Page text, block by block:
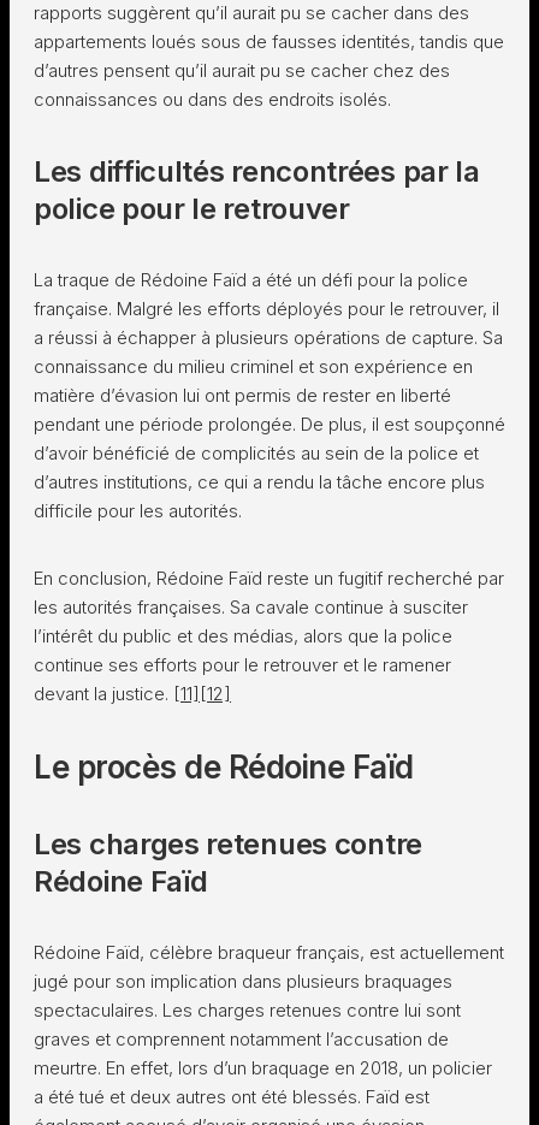
rapports suggèrent qu’il aurait pu se cacher dans des
appartements loués sous de fausses identités, tandis que
d’autres pensent qu’il aurait pu se cacher chez des
connaissances ou dans des endroits isolés.
Les difficultés rencontrées par la
police pour le retrouver
La traque de Rédoine Faïd a été un défi pour la police
française. Malgré les efforts déployés pour le retrouver, il
a réussi à échapper à plusieurs opérations de capture. Sa
connaissance du milieu criminel et son expérience en
matière d’évasion lui ont permis de rester en liberté
pendant une période prolongée. De plus, il est soupçonné
d’avoir bénéficié de complicités au sein de la police et
d’autres institutions, ce qui a rendu la tâche encore plus
difficile pour les autorités.
En conclusion, Rédoine Faïd reste un fugitif recherché par
les autorités françaises. Sa cavale continue à susciter
l’intérêt du public et des médias, alors que la police
continue ses efforts pour le retrouver et le ramener
devant la justice. [11] [12]
Le procès de Rédoine Faïd
Les charges retenues contre
Rédoine Faïd
Rédoine Faïd, célèbre braqueur français, est actuellement
jugé pour son implication dans plusieurs braquages
spectaculaires. Les charges retenues contre lui sont
graves et comprennent notamment l’accusation de
meurtre. En effet, lors d’un braquage en 2018, un policier
a été tué et deux autres ont été blessés. Faïd est